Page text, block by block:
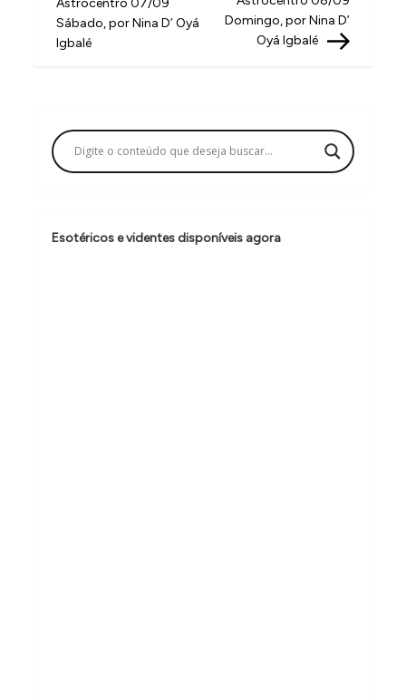
v
e
ç
ã
d
Sábado, por Nina D’ Oyá
Igbalé
Domingo, por Nina D’
Oyá Igbalé
Esotéricos e videntes disponíveis agora